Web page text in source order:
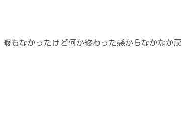
もなかったけど何か終わった感からなかなか戻